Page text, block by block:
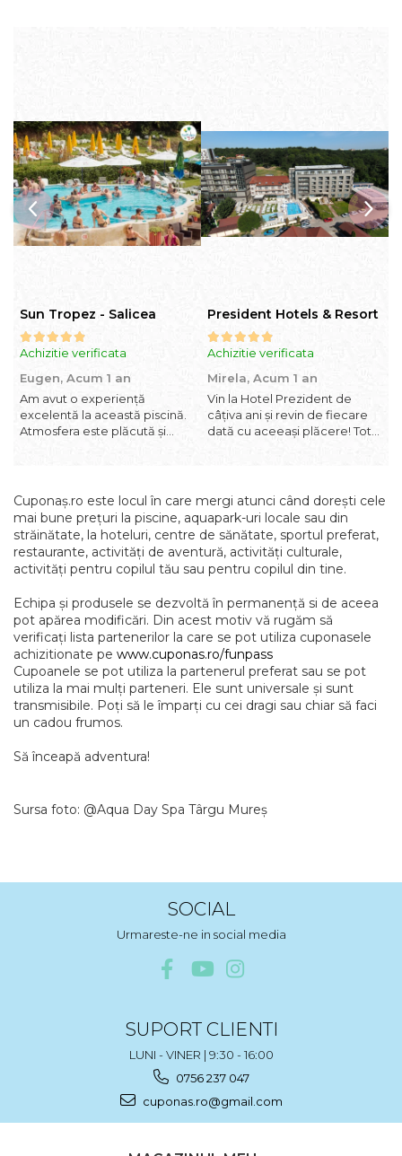
Sun Tropez - Salicea
Achizitie verificata
Eugen, Acum 1 an
Am avut o experiență
excelentă la această piscină.
Atmosfera este plăcută și
marginea bazinului. Apa are o
temperatură ideală, iar zona
de îno...
President Hotels & Resort
Achizitie verificata
Mirela, Acum 1 an
Vin la Hotel Prezident de
câțiva ani și revin de fiecare
dată cu aceeași plăcere! Totul
generală. Camerele sunt
confortabile și impecabil de
curate. Personalul...
Cuponaș.ro este locul în care mergi atunci când dorești cele
mai bune prețuri la piscine, aquapark-uri locale sau din
străinătate, la hoteluri, centre de sănătate, sportul preferat,
restaurante, activități de aventură, activități culturale,
activități pentru copilul tău sau pentru copilul din tine.
Echipa și produsele se dezvoltă în permanență si de aceea
pot apărea modificări. Din acest motiv vă rugăm să
verificați lista partenerilor la care se pot utiliza cuponasele
achizitionate pe www.cuponas.ro/funpass
Cupoanele se pot utiliza la partenerul preferat sau se pot
utiliza la mai mulți parteneri. Ele sunt universale și sunt
transmisibile. Poți să le împarți cu cei dragi sau chiar să faci
un cadou frumos.
Să înceapă adventura!
Sursa foto: @Aqua Day Spa Târgu Mureș
SOCIAL
Urmareste-ne in social media
SUPORT CLIENTI
LUNI - VINER | 9:30 - 16:00
0756 237 047
cuponas.ro@gmail.com